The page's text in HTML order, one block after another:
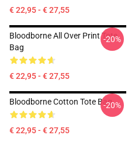
€ 22,95 - € 27,55
Bloodborne All Over Print Tote
Bag
€ 22,95 - € 27,55
-20%
Bloodborne Cotton Tote Bag
€ 22,95 - € 27,55
-20%